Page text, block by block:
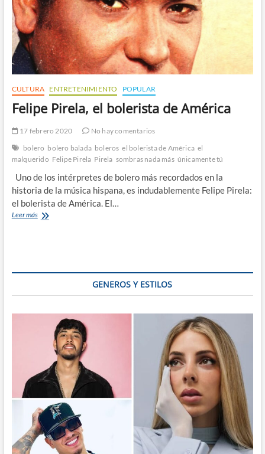
CULTURA ENTRETENIMIENTO POPULAR
Felipe Pirela, el bolerista de América
17 febrero 2020
No hay comentarios
bolero bolero balada boleros el bolerista de América el
malquerido Felipe Pirela Pirela sombras nada más únicamente tú
Uno de los intérpretes de bolero más recordados en la
historia de la música hispana, es indudablemente Felipe Pirela:
el bolerista de América. El…
Leer másFelipe
GENEROS Y ESTILOS